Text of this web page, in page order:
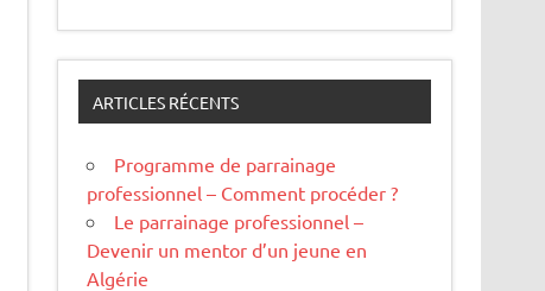
ARTICLES RÉCENTS
Programme de parrainage
professionnel – Comment procéder ?
Le parrainage professionnel –
Devenir un mentor d’un jeune en
Algérie